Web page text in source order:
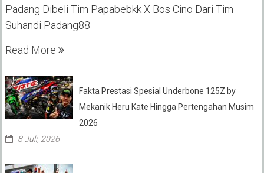
Padang Dibeli Tim Papabebkk X Bos Cino Dari Tim
Suhandi Padang88
Read More
Fakta Prestasi Spesial Underbone 125Z by
Mekanik Heru Kate Hingga Pertengahan Musim
2026
8 Juli, 2026